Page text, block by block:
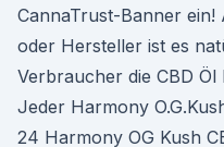
CannaTrust-Banner
oder Hersteller ist es
Verbraucher die CBD
Jeder Harmony
24 Harmony OG Kush